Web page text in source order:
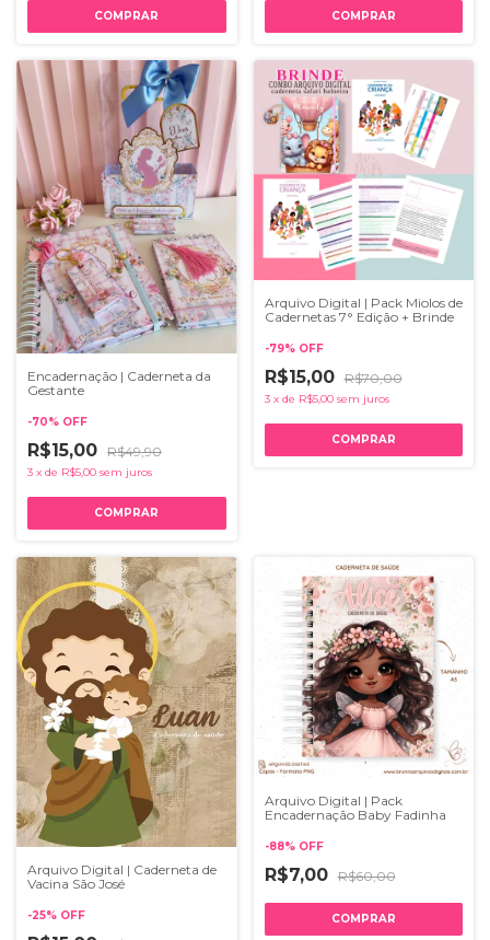
Encadernação | Caderneta da
Gestante
-70% OFF
R$15,00 R$49,90
3 x de R$5,00 sem juros
Arquivo Digital | Pack Miolos de
Cadernetas 7° Edição + Brinde
-79% OFF
R$15,00 R$70,00
3 x de R$5,00 sem juros
Arquivo Digital | Caderneta de
Vacina São José
-25% OFF
Arquivo Digital | Pack
Encadernação Baby Fadinha
-88% OFF
R$7,00 R$60,00